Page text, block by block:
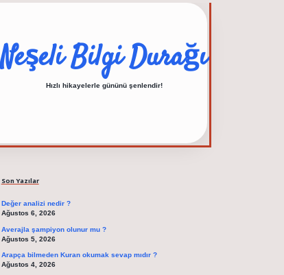
Neşeli Bilgi Durağı
Hızlı hikayelerle gününü şenlendir!
Son Yazılar
Değer analizi nedir ?
Ağustos 6, 2026
Averajla şampiyon olunur mu ?
Ağustos 5, 2026
Arapça bilmeden Kuran okumak sevap mıdır ?
Ağustos 4, 2026
elexbet güncel adresi